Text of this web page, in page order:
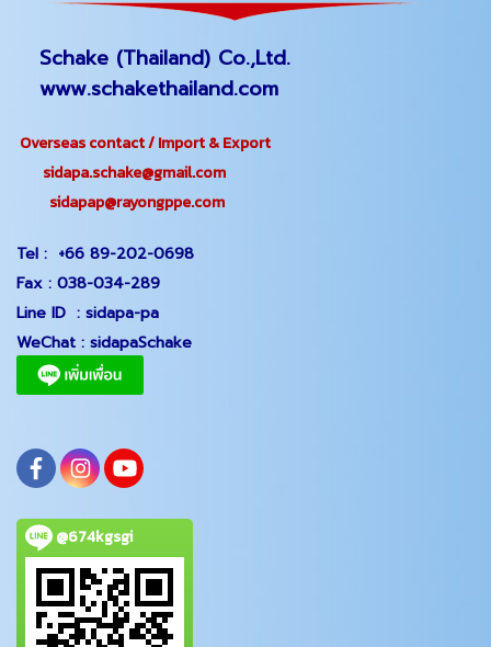
Schake (Thailand) Co.,Ltd.
www.schakethailand.com
Overseas contact / Import & Export
sidapa.schake@gmail.com
sidapap@rayongppe.com
Tel : +66 89-202-0698
Fax : 038-034-289
Line ID : sidapa-pa
WeChat : sidapaSchake
@674kgsgi